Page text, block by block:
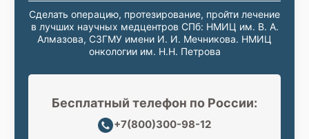
Сделать операцию, протезирование, пройти лечение
в лучших научных медцентров СПб: НМИЦ им. В. А.
Алмазова, СЗГМУ имени И. И. Мечникова. НМИЦ
онкологии им. Н.Н. Петрова
Бесплатный телефон по России:
+7(800)300-98-12